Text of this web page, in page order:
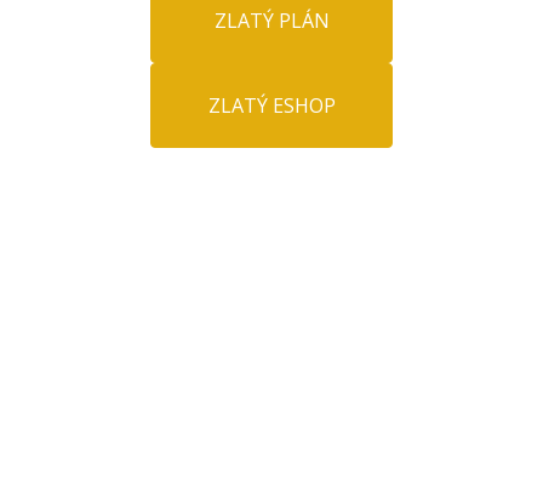
ZLATÝ PLÁN
ZLATÝ ESHOP